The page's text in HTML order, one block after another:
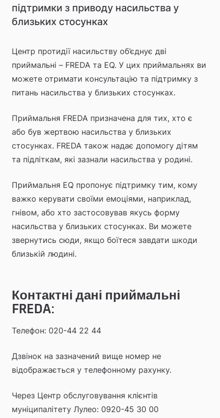
n
підтримки з приводу насильства у
близьких стосунках
Центр протидії насильству об’єднує дві
приймальні – FREDA та EQ. У цих приймальнях ви
можете отримати консультацію та підтримку з
питань насильства у близьких стосунках.
Приймальня FREDA призначена для тих, хто є
або був жертвою насильства у близьких
стосунках. FREDA також надає допомогу дітям
та підліткам, які зазнали насильства у родині.
Приймальня EQ пропонує підтримку тим, кому
важко керувати своїми емоціями, наприклад,
гнівом, або хто застосовував якусь форму
насильства у близьких стосунках. Ви можете
звернутись сюди, якщо боїтеся завдати шкоди
близькій людині.
Контактні дані приймальні
FREDA:
Телефон: 020-44 22 44
Дзвінок на зазначений вище номер не
відображається у телефонному рахунку.
Через Центр обслуговування клієнтів
муніципалітету Лулео: 0920-45 30 00